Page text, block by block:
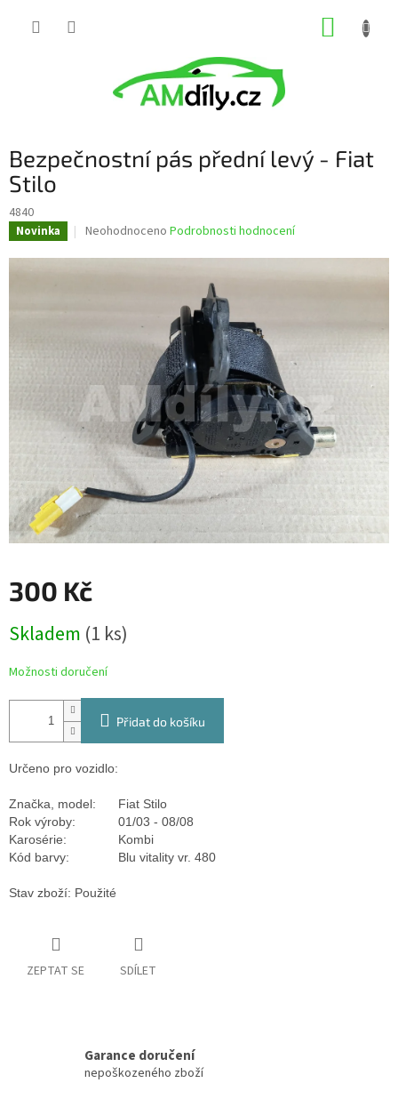
Bezpečnostní pás přední levý - Fiat
Stilo
4840
Novinka
Průměrné
produktu
Neohodnoceno Podrobnosti hodnocení
300 Kč
cena:
Skladem (1 ks)
Možnosti doručení
Přidat do košíku
Určeno pro vozidlo:
Značka, model:
Fiat Stilo
Rok výroby:
01/03 - 08/08
Karosérie:
Kombi
Kód barvy:
Blu vitality vr. 480
Stav zboží: Použité
ZEPTAT SE SDÍLET
Garance doručení
nepoškozeného zboží